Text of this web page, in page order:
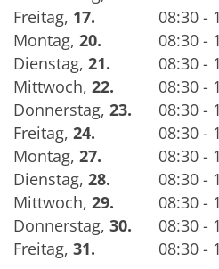
Freitag, 17.
08:30 -
Montag, 20.
08:30 -
Dienstag, 21.
08:30 -
Mittwoch, 22.
08:30 -
Donnerstag, 23.
08:30 -
Freitag, 24.
08:30 -
Montag, 27.
08:30 -
Dienstag, 28.
08:30 -
Mittwoch, 29.
08:30 -
Donnerstag, 30.
08:30 -
Freitag, 31.
08:30 -